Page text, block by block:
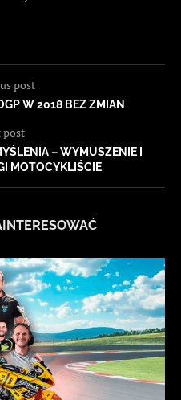
post
W 2018 BEZ ZMIAN
post
– WYMUSZENIE I
MOTOCYKLIŚCIE